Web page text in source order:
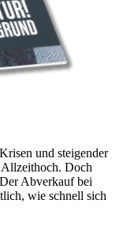
und steigender
Doch
Abverkauf bei
wie schnell sich